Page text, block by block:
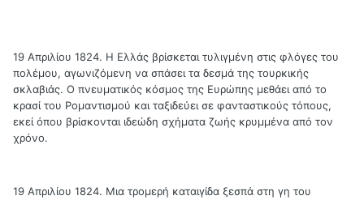
19 Απριλίου 1824. Η Ελλάς βρίσκεται τυλιγμένη στις φλόγες του
πολέμου, αγωνιζόμενη να σπάσει τα δεσμά της τουρκικής
σκλαβιάς. Ο πνευματικός κόσμος της Ευρώπης μεθάει από το
κρασί του Ρομαντισμού και ταξιδεύει σε φανταστικούς τόπους,
εκεί όπου βρίσκονται ιδεώδη σχήματα ζωής κρυμμένα από τον
χρόνο.
19 Απριλίου 1824. Μια τρομερή καταιγίδα ξεσπά στη γη του